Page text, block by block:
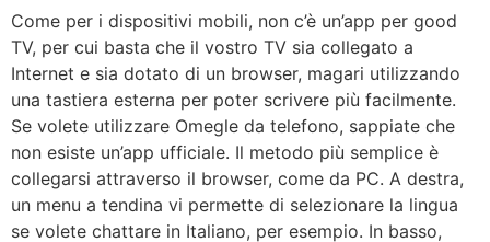
Come per i dispositivi mobili, non c’è un’app per good
TV, per cui basta che il vostro TV sia collegato a
Internet e sia dotato di un browser, magari utilizzando
una tastiera esterna per poter scrivere più facilmente.
Se volete utilizzare Omegle da telefono, sappiate che
non esiste un’app ufficiale. Il metodo più semplice è
collegarsi attraverso il browser, come da PC. A destra,
un menu a tendina vi permette di selezionare la lingua
se volete chattare in Italiano, per esempio. In basso,